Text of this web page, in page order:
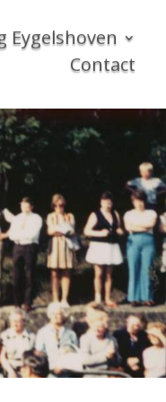
Eygelshoven
Contact